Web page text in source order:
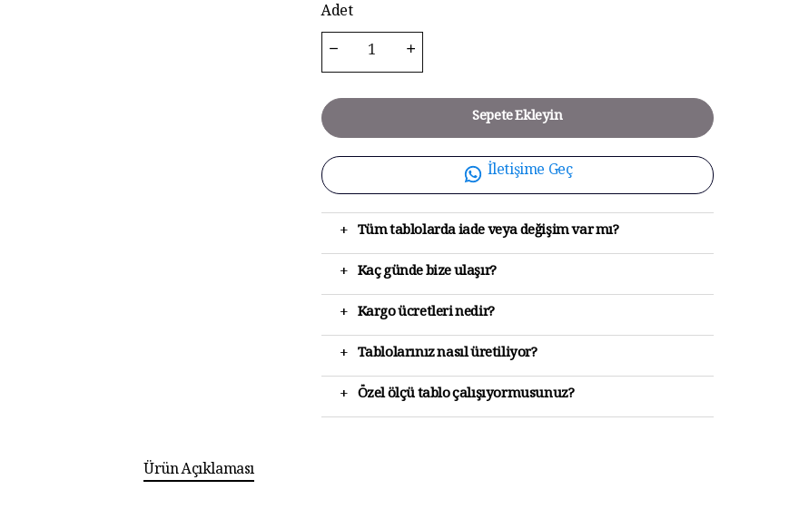
Adet
Sepete Ekleyin
İletişime Geç
+ Tüm tablolarda iade veya değişim var mı?
+ Kaç günde bize ulaşır?
+ Kargo ücretleri nedir?
+ Tablolarınız nasıl üretiliyor?
+ Özel ölçü tablo çalışıyormusunuz?
Ürün Açıklaması